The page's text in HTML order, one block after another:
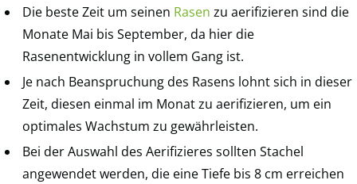
Die beste Zeit um seinen Rasen zu aerifizieren sind die
Monate Mai bis September, da hier die
Rasenentwicklung in vollem Gang ist.
Je nach Beanspruchung des Rasens lohnt sich in dieser
Zeit, diesen einmal im Monat zu aerifizieren, um ein
optimales Wachstum zu gewährleisten.
Bei der Auswahl des Aerifizieres sollten Stachel
angewendet werden, die eine Tiefe bis 8 cm erreichen